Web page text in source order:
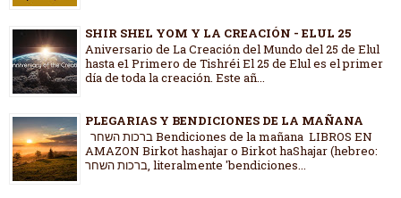
SHIR SHEL YOM Y LA CREACIÓN - ELUL 25
Aniversario de La Creación del Mundo del 25 de Elul
hasta e1 Primero de Tishréi El 25 de Elul es el primer
día de toda la creación. Este añ...
PLEGARIAS Y BENDICIONES DE LA MAÑANA
AMAZON Birkot hashajar o Birkot haShajar (hebreo:
ברכות השחר, literalmente 'bendiciones...